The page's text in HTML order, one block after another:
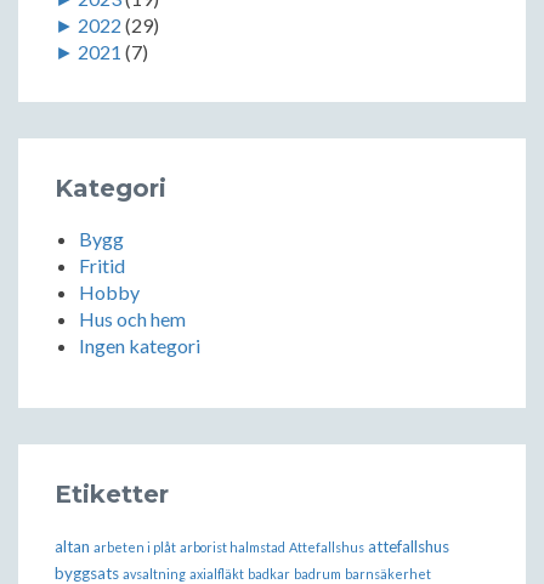
► 2022 (29)
► 2021 (7)
Kategori
Bygg
Fritid
Hobby
Hus och hem
Ingen kategori
Etiketter
altan arbeten i plåt arborist halmstad Attefallshus attefallshus
byggsats avsaltning axialfläkt badkar badrum barnsäkerhet